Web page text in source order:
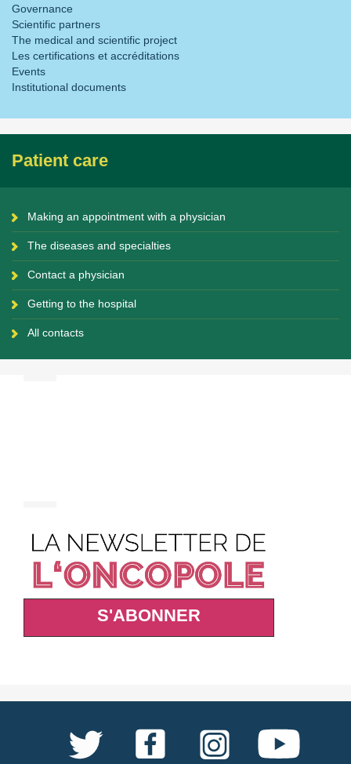
Governance
Scientific partners
The medical and scientific project
Les certifications et accréditations
Events
Institutional documents
Patient care
Making an appointment with a physician
The diseases and specialties
Contact a physician
Getting to the hospital
All contacts
S'ABONNER